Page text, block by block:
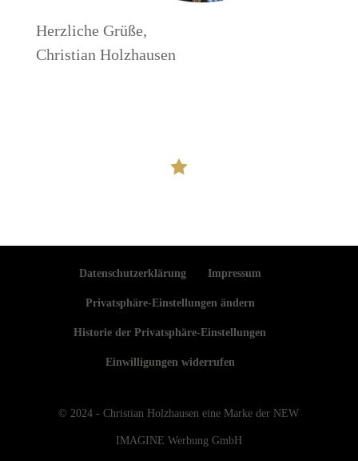
Herzliche Grüße,
Christian Holzhausen

Datenschutzerklärung Impressum
Privatsphäre-Einstellungen ändern
Historie der Privatsphäre-Einstellungen
Einwilligungen widerrufen
© 2024 - Christian Holzhausen eine Marke der NEW
IMAGINE Werbung GmbH